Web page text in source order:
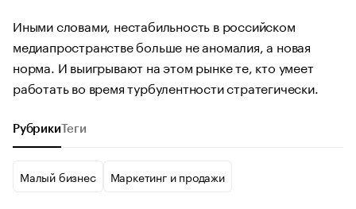
Иными словами, нестабильность в российском
медиапространстве больше не аномалия, а новая
норма. И выигрывают на этом рынке те, кто умеет
работать во время турбулентности стратегически.
Рубрики Теги
Малый бизнес Маркетинг и продажи